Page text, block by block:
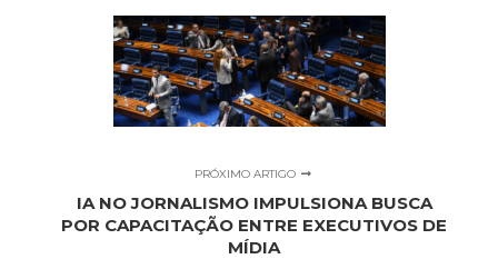
PRÓXIMO ARTIGO
IA NO JORNALISMO IMPULSIONA BUSCA
POR CAPACITAÇÃO ENTRE EXECUTIVOS DE
MÍDIA